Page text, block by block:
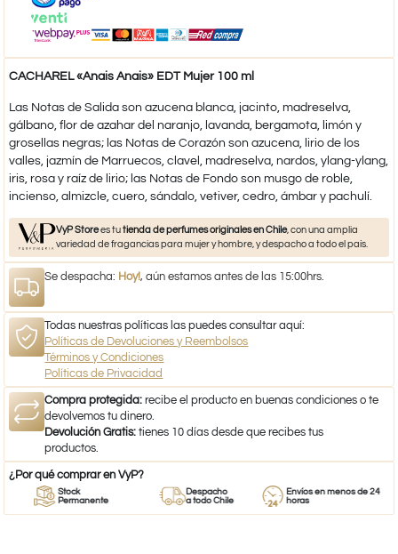
CACHAREL «Anais Anais» EDT Mujer 100 ml
Las Notas de Salida son azucena blanca, jacinto, madreselva,
gálbano, flor de azahar del naranjo, lavanda, bergamota, limón y
grosellas negras; las Notas de Corazón son azucena, lirio de los
valles, jazmín de Marruecos, clavel, madreselva, nardos, ylang-ylang,
iris, rosa y raíz de lirio; las Notas de Fondo son musgo de roble,
incienso, almizcle, cuero, sándalo, vetiver, cedro, ámbar y pachulí.
VyP Storees tutienda de perfumes originales en Chile, con una amplia
variedad de fragancias para mujer y hombre, y despacho a todo el país.
Se despacha: Hoy!, aún estamos antes de las 15:00hrs.
Todas nuestras políticas las puedes consultar aquí:
Políticas de Devoluciones y Reembolsos
Términos y Condiciones
Políticas de Privacidad
Compra protegida: recibe el producto en buenas condiciones o te
devolvemos tu dinero.
Devolución Gratis: tienes 10 días desde que recibes tus
productos.
¿Por qué comprar en VyP?
Stock
Permanente
Despacho
a todo Chile
Envíos en menos de 24
horas